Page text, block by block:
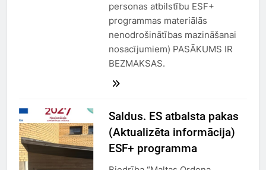
personas atbilstību ESF+
programmas materiālās
nenodrošinātības mazināšanai
nosacījumiem) PASĀKUMS IR
BEZMAKSAS.
Saldus. ES atbalsta pakas
(Aktualizēta informācija)
ESF+ programma